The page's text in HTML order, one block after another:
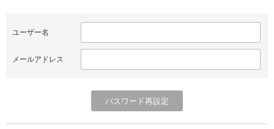
ユーザー名
メールアドレス